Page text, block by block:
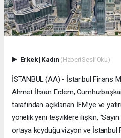
Erkek| Kadın (Haberi Sesli Oku)
İSTANBUL (AA) - İstanbul Finans
Ahmet İhsan Erdem,
tarafından açıklanan İFM’ye ve
yönelik yeni teşviklere ilişkin, “Sayın
ortaya koyduğu vizyon ve İstanbul